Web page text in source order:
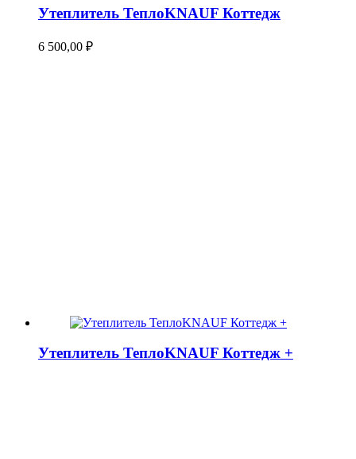
Утеплитель ТеплоKNAUF Коттедж
6 500,00 ₽
Утеплитель ТеплоKNAUF Коттедж +